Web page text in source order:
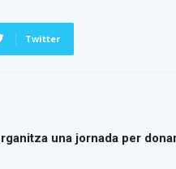
Twitter
una jornada per